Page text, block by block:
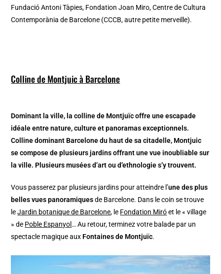
Fundació Antoni Tàpies, Fondation Joan Miro, Centre de Cultura
Contemporània de Barcelone (CCCB, autre petite merveille).
Colline de Montjuic à Barcelone
Dominant la ville, lacolline de Montjuïcoffre une escapade
idéale entrenature, culture et panoramas exceptionnels.
Colline dominant Barcelone du haut de sa citadelle, Montjuic
se compose de plusieurs jardins offrant une vue inoubliable sur
la ville. Plusieurs musées d’art ou d’ethnologie s’y trouvent.
Vous passerez par plusieurs jardins pour atteindre l’une des plus
belles vues panoramiquesde Barcelone. Dans le coin se trouve
leJardin botanique de Barcelone, le Fondation Miróet le « village
» de Poble Espanyol … Au retour, terminez votre balade par un
spectacle magique aux Fontaines de Montjuïc.